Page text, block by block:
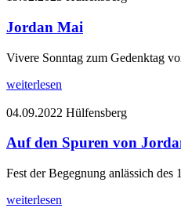
Jordan Mai
Vivere Sonntag zum Gedenktag
weiterlesen
04.09.2022 Hülfensberg
Auf den Spuren von
Fest der Begegnung anlässich des
weiterlesen